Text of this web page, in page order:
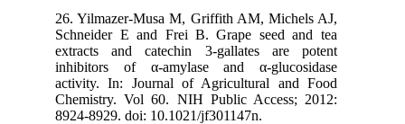
26. Yilmazer-Musa M, Griffith AM, Michels AJ,
Schneider E and Frei B. Grape seed and tea
extracts and catechin 3-gallates are potent
inhibitors of α-amylase and α-glucosidase
activity. In: Journal of Agricultural and Food
Chemistry. Vol 60. NIH Public Access; 2012:
8924-8929. doi: 10.1021/jf301147n.